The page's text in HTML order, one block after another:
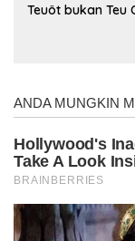
Teuöt bukan Teu